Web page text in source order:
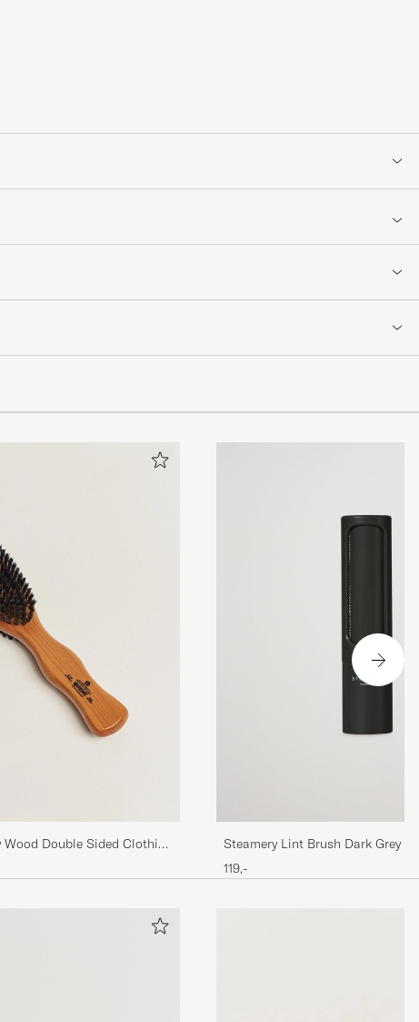
Double Sided Clothing
Steamery Lint Brush Dark Grey
119,-